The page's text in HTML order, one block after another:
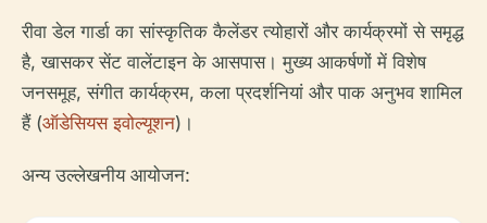
रीवा डेल गार्डा का सांस्कृतिक कैलेंडर त्योहारों और कार्यक्रमों से समृद्ध
है, खासकर सेंट वालेंटाइन के आसपास। मुख्य आकर्षणों में विशेष
जनसमूह, संगीत कार्यक्रम, कला प्रदर्शनियां और पाक अनुभव शामिल
हैं (ऑडेसियस इवोल्यूशन)।
अन्य उल्लेखनीय आयोजन: